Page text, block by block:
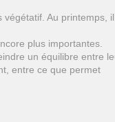
Au printemps, il
plus importantes.
un équilibre entre
entre ce que permet